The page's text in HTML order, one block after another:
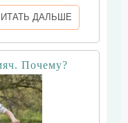
ДАЛЬШЕ
Почему?